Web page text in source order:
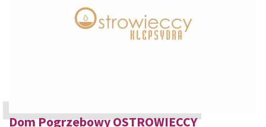
Dom Pogrzebowy OSTROWIECCY